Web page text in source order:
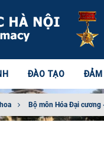
ĐÀO TẠO ĐẢM
Bộ môn Hóa Đại cương